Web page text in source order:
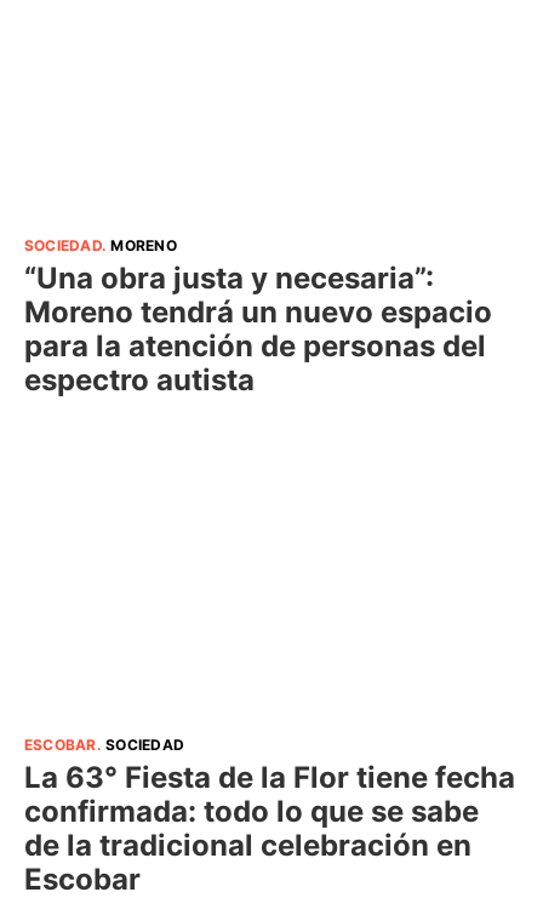
SOCIEDAD.MORENO
“Una obra justa y necesaria”:
Moreno tendrá un nuevo espacio
para la atención de personas del
espectro autista
ESCOBAR.SOCIEDAD
La 63° Fiesta de la Flor tiene fecha
confirmada: todo lo que se sabe
de la tradicional celebración en
Escobar